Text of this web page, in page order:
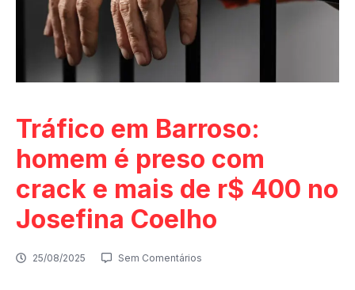
Tráfico em Barroso:
homem é preso com
crack e mais de r$ 400 no
Josefina Coelho
25/08/2025 Sem Comentários